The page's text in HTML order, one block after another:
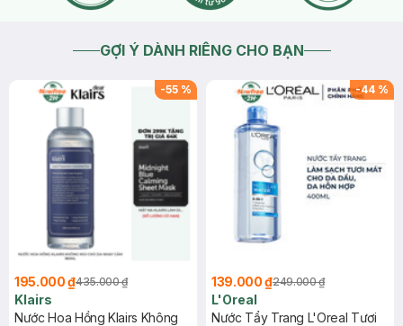
GỢI Ý DÀNH RIÊNG CHO BẠN
-55 %
195.000 ₫435.000 ₫
Klairs
Nước Hoa Hồng Klairs Không
-44 %
139.000 ₫249.000 ₫
L'Oreal
Nước Tẩy Trang L'Oreal Tươi